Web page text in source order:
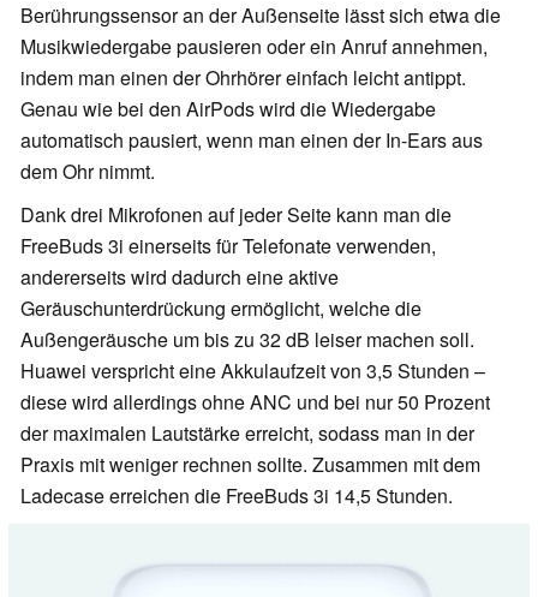
Berührungssensor an der Außenseite lässt sich etwa die
Musikwiedergabe pausieren oder ein Anruf annehmen,
indem man einen der Ohrhörer einfach leicht antippt.
Genau wie bei den AirPods wird die Wiedergabe
automatisch pausiert, wenn man einen der In-Ears aus
dem Ohr nimmt.
Dank drei Mikrofonen auf jeder Seite kann man die
FreeBuds 3i einerseits für Telefonate verwenden,
andererseits wird dadurch eine aktive
Geräuschunterdrückung ermöglicht, welche die
Außengeräusche um bis zu 32 dB leiser machen soll.
Huawei verspricht eine Akkulaufzeit von 3,5 Stunden –
diese wird allerdings ohne ANC und bei nur 50 Prozent
der maximalen Lautstärke erreicht, sodass man in der
Praxis mit weniger rechnen sollte. Zusammen mit dem
Ladecase erreichen die FreeBuds 3i 14,5 Stunden.